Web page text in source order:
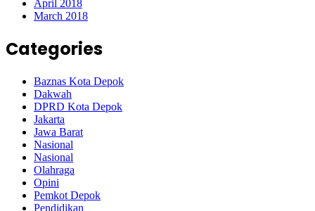
April 2018
March 2018
Categories
Baznas Kota Depok
Dakwah
DPRD Kota Depok
Jakarta
Jawa Barat
Nasional
Nasional
Olahraga
Opini
Pemkot Depok
Pendidikan